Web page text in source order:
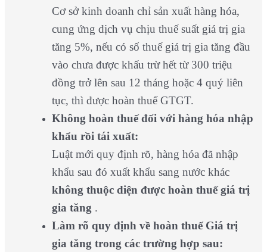
Cơ sở kinh doanh chỉ sản xuất hàng hóa,
cung ứng dịch vụ chịu thuế suất giá trị gia
tăng 5%, nếu có số thuế giá trị gia tăng đầu
vào chưa được khấu trừ hết từ 300 triệu
đồng trở lên sau 12 tháng hoặc 4 quý liên
tục, thì được hoàn thuế GTGT.
Không hoàn thuế đối với hàng hóa nhập
khẩu rồi tái xuất:
Luật mới quy định rõ, hàng hóa đã nhập
khẩu sau đó xuất khẩu sang nước khác
không thuộc diện được hoàn thuế giá trị
gia tăng .
Làm rõ quy định về hoàn thuế Giá trị
gia tăng trong các trường hợp sau: